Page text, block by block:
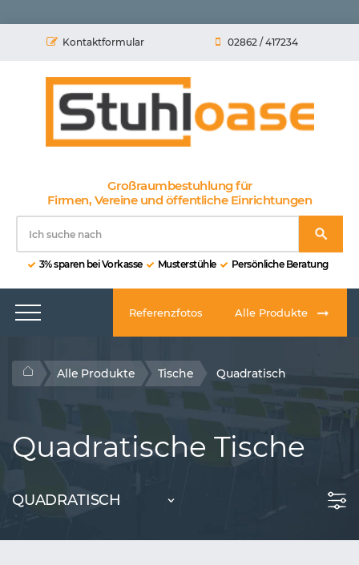
Kontaktformular 02862 / 417234
Großraumbestuhlung für
Firmen, Vereine und öffentliche Einrichtungen
3% sparen bei Vorkasse Musterstühle Persönliche Beratung
Referenzfotos Alle Produkte
Alle Produkte Tische Quadratisch
Quadratische Tische
QUADRATISCH